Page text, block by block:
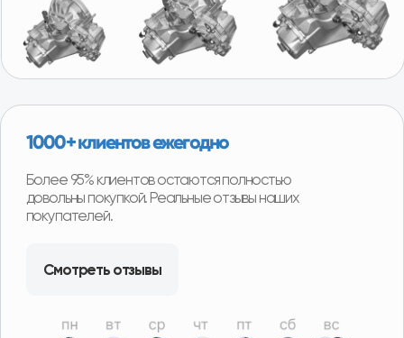
Удобная гарантия
В случае необходимости возврата или обмена
товара, нашим покупателям не придётся отправлять
Возврат можно произвести в наших магазинах в